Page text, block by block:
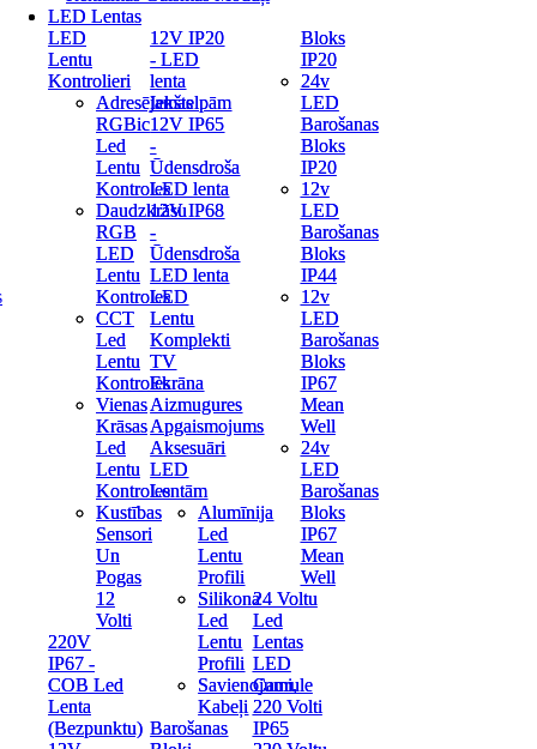
LED Lentas
LED
Lentu
Kontrolieri
Adresējamas
RGBic
Led
Lentu
Kontroles
Daudzkrāsu
RGB
LED
Lentu
Kontroles
CCT
Led
Lentu
Kontroles
Vienas
Krāsas
Led
Lentu
Kontroles
Kustības
Sensori
Un
Pogas
12
Volti
220V
IP67 -
COB Led
Lenta
(Bezpunktu)
12V IP20
- LED
lenta
Iekštelpām
12V IP65
-
Ūdensdroša
LED lenta
12V IP68
-
Ūdensdroša
LED lenta
LED
Lentu
Komplekti
TV
Ekrāna
Aizmugures
Apgaismojums
Aksesuāri
LED
Lentām
Alumīnija
Led
Lentu
Profili
Silikona
Led
Lentu
Profili
Savienojumi,
Kabeļi
Barošanas
Bloks
IP20
24v
LED
Barošanas
Bloks
IP20
12v
LED
Barošanas
Bloks
IP44
12v
LED
Barošanas
Bloks
IP67
Mean
Well
24v
LED
Barošanas
Bloks
IP67
Mean
Well
24 Voltu
Led
Lentas
LED
Caurule
220 Volti
IP65
LED Lentas
LED
Lentu
Kontrolieri
Adresējamas
RGBic
Led
Lentu
Kontroles
Daudzkrāsu
RGB
LED
Lentu
Kontroles
CCT
Led
Lentu
Kontroles
Vienas
Krāsas
Led
Lentu
Kontroles
Kustības
Sensori
Un
Pogas
12
Volti
220V
IP67 -
COB Led
Lenta
(Bezpunktu)
12V IP20
- LED
lenta
Iekštelpām
12V IP65
-
Ūdensdroša
LED lenta
12V IP68
-
Ūdensdroša
LED lenta
LED
Lentu
Komplekti
TV
Ekrāna
Aizmugures
Apgaismojums
Aksesuāri
LED
Lentām
Alumīnija
Led
Lentu
Profili
Silikona
Led
Lentu
Profili
Savienojumi,
Kabeļi
Barošanas
Bloks
IP20
24v
LED
Barošanas
Bloks
IP20
12v
LED
Barošanas
Bloks
IP44
12v
LED
Barošanas
Bloks
IP67
Mean
Well
24v
LED
Barošanas
Bloks
IP67
Mean
Well
24 Voltu
Led
Lentas
LED
Caurule
220 Volti
IP65